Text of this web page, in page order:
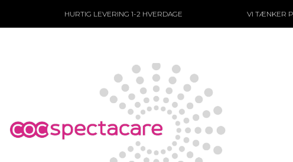
HURTIG LEVERING 1-2 HVERDAGE VI TÆNKER